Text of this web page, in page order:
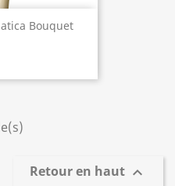
Bouquet
Retour en haut 